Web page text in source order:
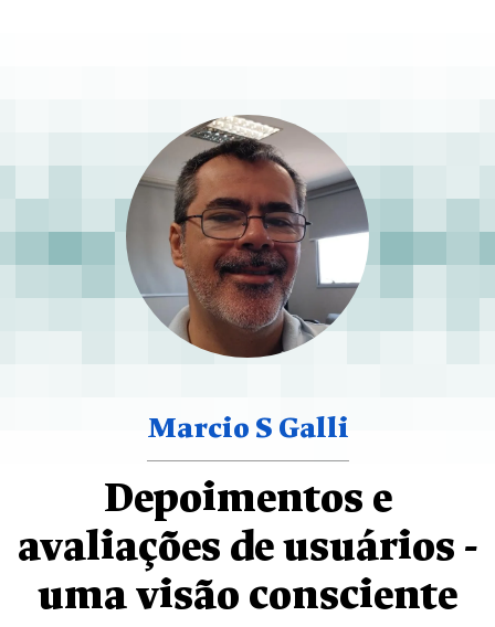
Marcio S Galli
Depoimentos e
avaliações de usuários -
uma visão consciente